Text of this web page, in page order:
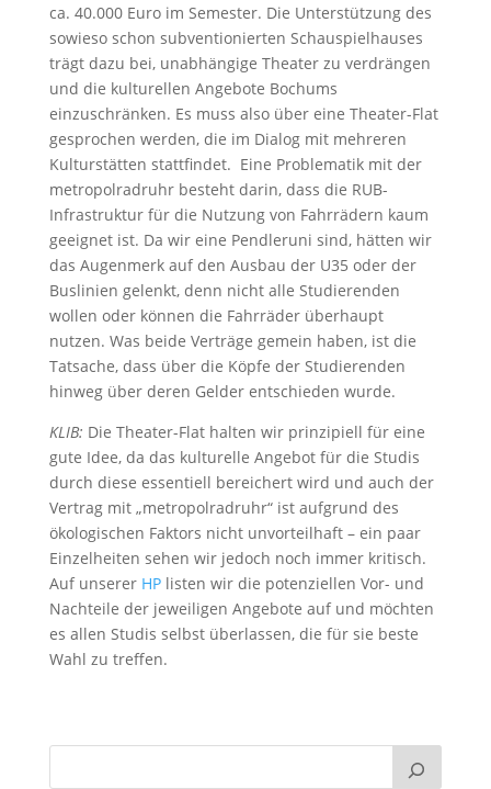
ca. 40.000 Euro im Semester. Die Unterstützung des
sowieso schon subventionierten Schauspielhauses
trägt dazu bei, unabhängige Theater zu verdrängen
und die kulturellen Angebote Bochums
einzuschränken. Es muss also über eine Theater-Flat
gesprochen werden, die im Dialog mit mehreren
Kulturstätten stattfindet. Eine Problematik mit der
metropolradruhr besteht darin, dass die RUB-
Infrastruktur für die Nutzung von Fahrrädern kaum
geeignet ist. Da wir eine Pendleruni sind, hätten wir
das Augenmerk auf den Ausbau der U35 oder der
Buslinien gelenkt, denn nicht alle Studierenden
wollen oder können die Fahrräder überhaupt
nutzen. Was beide Verträge gemein haben, ist die
Tatsache, dass über die Köpfe der Studierenden
hinweg über deren Gelder entschieden wurde.
KLIB: Die Theater-Flat halten wir prinzipiell für eine
gute Idee, da das kulturelle Angebot für die Studis
durch diese essentiell bereichert wird und auch der
Vertrag mit „metropolradruhr“ ist aufgrund des
ökologischen Faktors nicht unvorteilhaft – ein paar
Einzelheiten sehen wir jedoch noch immer kritisch.
Auf unserer HPlisten wir die potenziellen Vor- und
Nachteile der jeweiligen Angebote auf und möchten
es allen Studis selbst überlassen, die für sie beste
Wahl zu treffen.